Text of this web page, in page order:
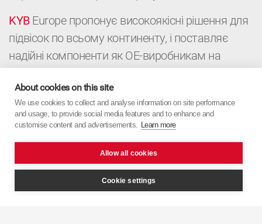
KYBEurope пропонує високоякісні рішення для
підвісок по всьому континенту, і поставляє
надійні компоненти як ОЕ-виробникам на
автомайстерням для післпродажного
обслуговування автомобілей. Це поєднання
японської точності з європейським підходом.
About cookies on this site
We use cookies to collect and analyse information on site performance
and usage, to provide social media features and to enhance and
customise content and advertisements. Learn more
Allow all cookies
Cookie settings